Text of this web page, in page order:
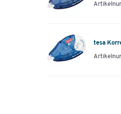
tesa